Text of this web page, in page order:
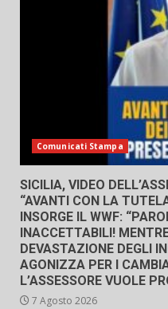
Comunicati Stampa
SICILIA, VIDEO
“AVANTI CON LA
INSORGE IL WWF:
INACCETTABILI!
DEVASTAZIONE DEGLI
AGONIZZA PER I
L’ASSESSORE VUOLE
7 Agosto 2026